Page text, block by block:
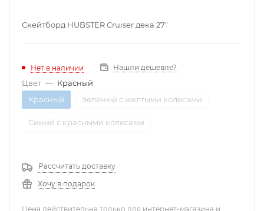
Скейтборд HUBSTER Cruiser дека 27"
Нет в наличии Нашли дешевле?
Цвет — Красный
Красный
Зеленый с желтыми колесами
Синий с красными колесами
Рассчитать доставку
Хочу в подарок
Цена действительна только для интернет-магазина и